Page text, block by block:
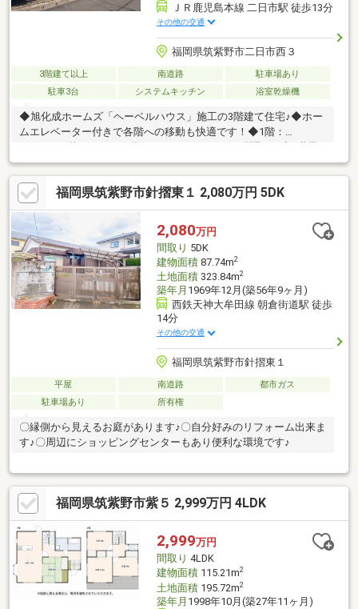
ＪＲ鹿児島本線 二日市駅 徒歩13分
その他の交通
福岡県筑紫野市二日市西３
3階建て以上 南道路
駐車場あり
駐車3台
システムキッチン 浴室乾燥機
◆旭化成ホームズ「ヘーベルハウス」施工の3階建て住宅♪◆ホー
ムエレベーター付きで各階への移動も快適です！◆1階：
住宅としても利用可能！◆事務所兼住宅・社員寮としてもとして
もご検討いただけます♪◆駐車場並列4台可能！◆JR鹿児島本線
「二日市」駅徒歩約11分！◆西鉄「西鉄二日市」駅徒歩約15分の
2沿線利用可能♪◆コンビニ・スーパー・ドラッグストアが徒歩圏
内で生活利便性良好♪◆イオンモール筑紫野まで約2.4km！休日の
お買い物にも便利です♪◆延床約82坪のゆとりある住まい！
福岡県筑紫野市針摺東１ 2,080万円 5DK
2,080万円
間取り 5DK
建物面積87.74m2
土地面積323.84m2
築年月 1969年12月(築56年9ヶ月)
西鉄天神大牟田線 朝倉街道駅 徒歩
14分
その他の交通
福岡県筑紫野市針摺東１
平屋 南道路
都市ガス
駐車場あり
所有権
〇縁側から見えるお庭があります♪〇自分好みのリフォーム出来ま
す♪〇周辺にショッピングセンターもあり便利な環境です♪
福岡県筑紫野市紫５ 2,999万円 4LDK
2,999万円
間取り 4LDK
建物面積115.21m2
土地面積195.72m2
築年月 1998年10月(築27年11ヶ月)